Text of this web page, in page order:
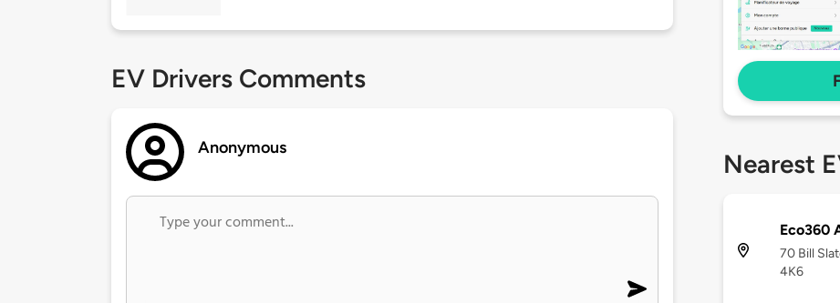
EV Drivers Comments
Anonymous
Nearest
Eco360
70 Bill
4K6